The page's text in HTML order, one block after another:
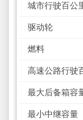
城市行驶百公
驱动轮
燃料
高速公路行驶
最大后备箱容
最小中继容量